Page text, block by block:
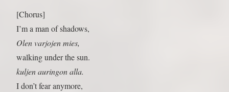
[Chorus]
I’m a man of shadows,
Olen varjojen mies,
walking under the sun.
kuljen auringon alla.
I don’t fear anymore,